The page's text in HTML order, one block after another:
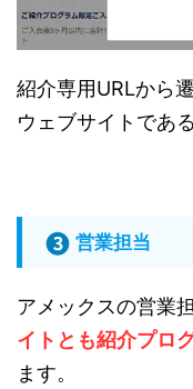
紹介専用URLから
ウェブサイトであ
営業担当
アメックスの営業
イトとも紹介プロ
ます。